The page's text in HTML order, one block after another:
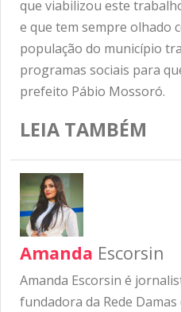
que viabilizou este
e que tem sempre olhado
população do município
programas sociais para
prefeito Pábio Mossoró.
LEIA TAMBÉM
Amanda Escorsin
Amanda Escorsin é
fundadora da Rede